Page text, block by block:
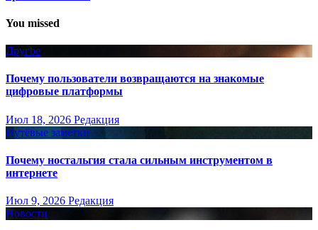
You missed
Другое
Почему пользователи возвращаются на знакомые
цифровые платформы
Июл 18, 2026 Редакция
Путёвые заметки
Почему ностальгия стала сильным инструментом в
интернете
Июл 9, 2026 Редакция
Новости